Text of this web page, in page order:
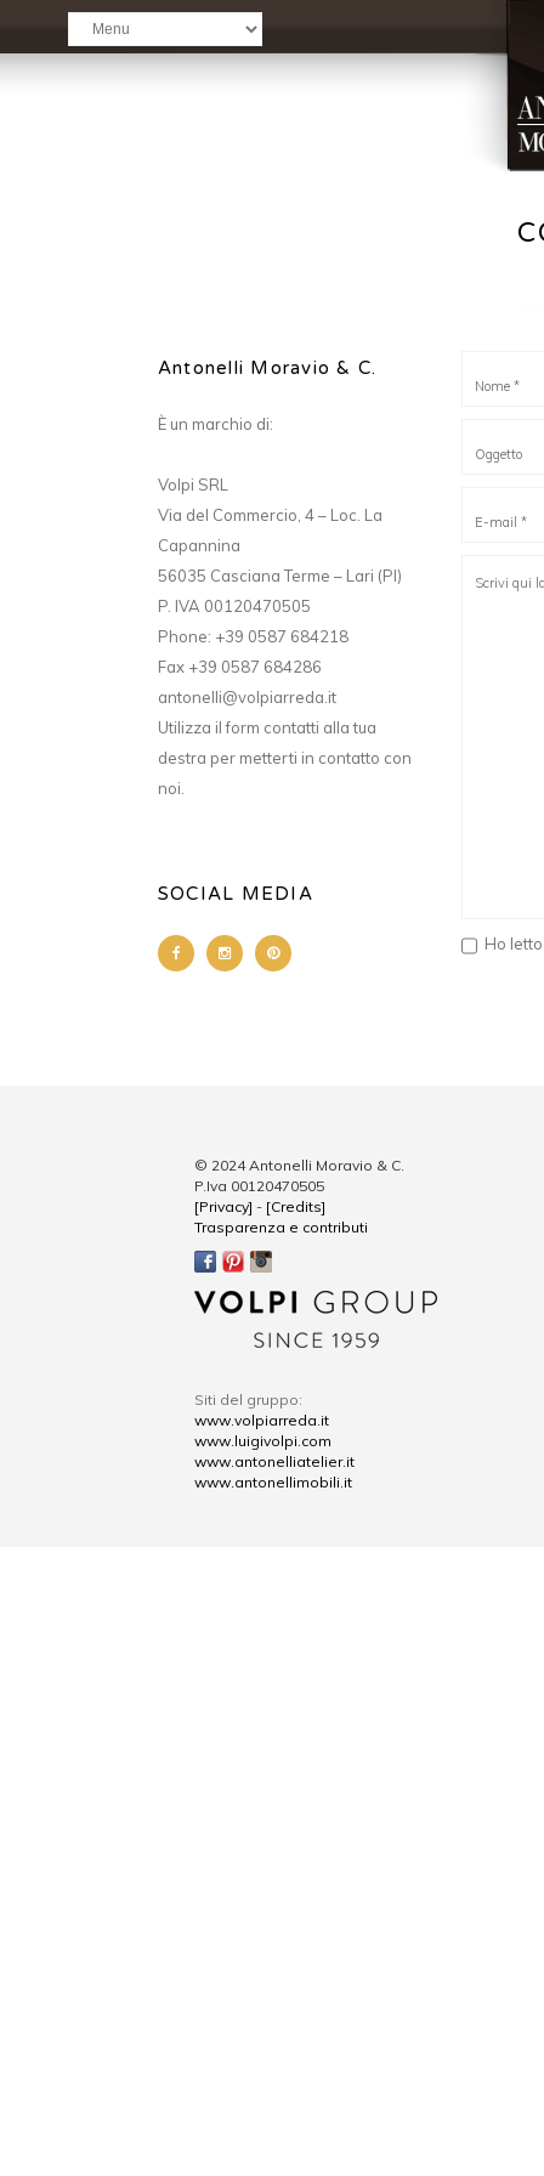
Antonelli Moravio & C.
È un marchio di:
Volpi SRL
Via del Commercio, 4 – Loc. La
Capannina
56035 Casciana Terme – Lari (PI)
P. IVA 00120470505
Phone: +39 0587 684218
Fax +39 0587 684286
antonelli@volpiarreda.it
Utilizza il form contatti alla tua
destra per metterti in contatto con
noi.
SOCIAL MEDIA
Ho
© 2024 Antonelli Moravio & C.
P.Iva 00120470505
[Privacy] - [Credits]
Trasparenza e contributi
Siti del gruppo:
www.volpiarreda.it
www.luigivolpi.com
www.antonelliatelier.it
www.antonellimobili.it